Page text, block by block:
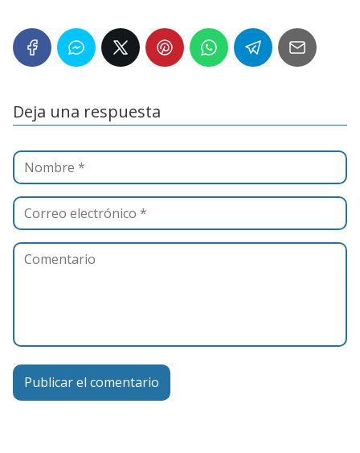
Deja una respuesta